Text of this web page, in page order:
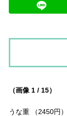
（画像 1 / 15）
うな重 （2450円）